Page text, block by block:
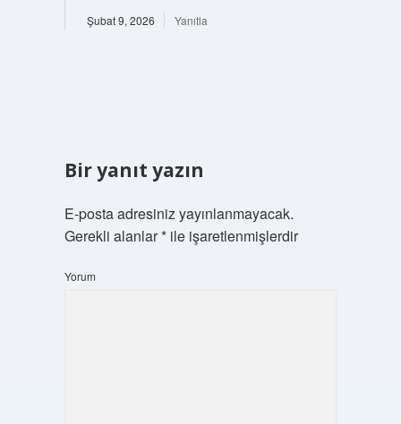
Şubat 9, 2026 Yanıtla
Bir yanıt yazın
E-posta adresiniz yayınlanmayacak.
Gerekli alanlar*ile işaretlenmişlerdir
Yorum